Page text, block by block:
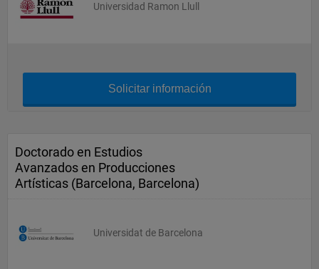
Universidad Ramon Llull
Solicitar información
Doctorado en Estudios
Avanzados en Producciones
Artísticas (Barcelona, Barcelona)
Universidat de Barcelona